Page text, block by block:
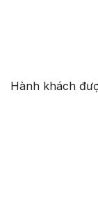
Hành khách